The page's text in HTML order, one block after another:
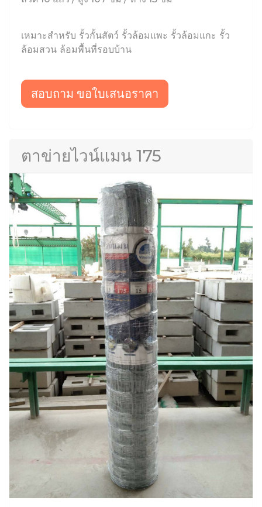
เหมาะสำหรับ รั้วกั้นสัตว์ รั้วล้อมแพะ รั้วล้อมแกะ รั้ว
ล้อมสวน ล้อมพื้นที่รอบบ้าน
สอบถาม ขอใบเสนอราคา
ตาข่ายไวน์แมน 175